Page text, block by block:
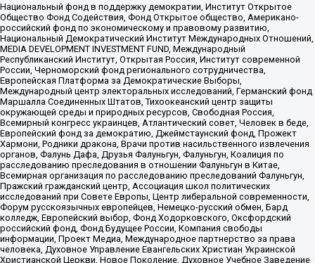
Национальный фонд в поддержку демократии, Институт Открытое
Общество Фонд Содействия, Фонд Открытое общество, Американо-
российский фонд по экономическому и правовому развитию,
Национальный Демократический Институт Международных Отношений,
MEDIA DEVELOPMENT INVESTMENT FUND, Международный
Республиканский Институт, Открытая Россия, Институт современной
России, Черноморский фонд регионального сотрудничества,
Европейская Платформа за Демократические Выборы,
Международный центр электоральных исследований, Германский фонд
Маршалла Соединенных Штатов, Тихоокеанский центр защиты
окружающей среды и природных ресурсов, Свободная Россия,
Всемирный конгресс украинцев, Атлантический совет, Человек в беде,
Европейский фонд за демократию, Джеймстаунский фонд, Прожект
Хармони, Родники дракона, Врачи против насильственного извлечения
органов, Фалунь Дафа, Друзья Фалуньгун, Фалуньгун, Коалиция по
расследованию преследования в отношении Фалуньгун в Китае,
Всемирная организация по расследованию преследований Фалуньгун,
Пражский гражданский центр, Ассоциация школ политических
исследований при Совете Европы, Центр либеральной современности,
Форум русскоязычных европейцев, Немецко-русский обмен, Бард
колледж, Европейский выбор, Фонд Ходорковского, Оксфордский
российский фонд, Фонд Будущее России, Компания свободы
информации, Проект Медиа, Международное партнерство за права
человека, Духовное Управление Евангельских Христиан Украинской
Христианской Церкви, Новое Поколение, Духовное Учебное Заведение